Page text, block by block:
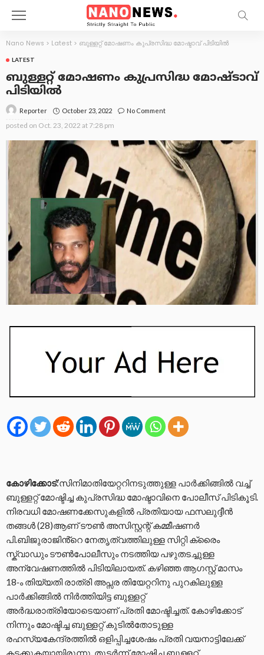
Nano News > Latest > ബുള്ളറ്റ് മോഷണം കുപ്രസിദ്ധ മോഷ്ടാവ് പിടിയിൽ
LATEST
ബുള്ളറ്റ് മോഷണം കുപ്രസിദ്ധ മോഷ്ടാവ്
പിടിയിൽ
Reporter October 23, 2022 No Comment
posted on Oct. 23, 2022 at 7:28 pm
കോഴിക്കോട്:സിനിമാതിയേറ്ററിനടുത്തുള്ള പാർക്കിങ്ങിൽ വച്ച്
ബുള്ളറ്റ് മോഷ്ടിച്ച കുപ്രസിദ്ധ മോഷ്ടാവിനെ പോലീസ് പിടികൂടി.
നിരവധി മോഷണക്കേസുകളിൽ പ്രതിയായ ഫസലുദ്ദീൻ
തങ്ങൾ (28)ആണ് ടൗൺ അസിസ്റ്റന്റ് കമ്മീഷണർ
പി.ബിജുരാജിൻ്റെ നേതൃത്വത്തിലുള്ള സിറ്റി ക്രൈം
സ്ക്വാഡും ടൗൺപോലീസും നടത്തിയ പഴുതടച്ചുള്ള
അന്വേഷണത്തിൽ പിടിയിലായത്. കഴിഞ്ഞ ആഗസ്റ്റ് മാസം
18-ം തിയ്യതി രാത്രി അപ്സര തിയേറ്ററിനു പുറകിലുള്ള
പാർക്കിങ്ങിൽ നിർത്തിയിട്ട ബുള്ളറ്റ്
അർദ്ധരാത്രിയോടെയാണ് പ്രതി മോഷ്ടിച്ചത്. കോഴിക്കോട്
നിന്നും മോഷ്ടിച്ച ബുള്ളറ്റ് കുടിൽതോടുള്ള
രഹസ്യകേന്ദ്രത്തിൽ ഒളിപ്പിച്ചശേഷം പ്രതി വയനാട്ടിലേക്ക്